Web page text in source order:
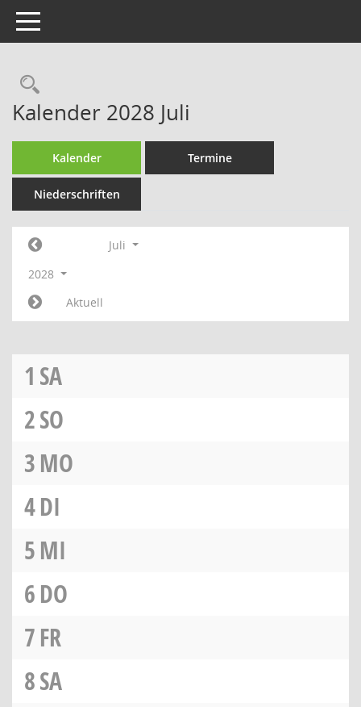
Toggle navigation
Rechercheauswahl
Kalender 2028 Juli
Kalender Termine
Niederschriften
Juli
2028
Aktuell
1 SA
2SO
3MO
4DI
5MI
6DO
7FR
8SA